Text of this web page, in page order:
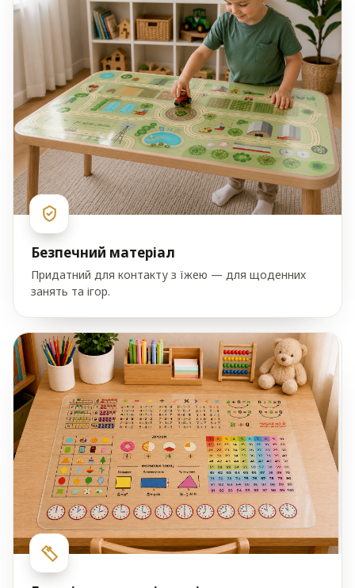
Безпечний матеріал
Придатний для контакту з їжею — для щоденних
занять та ігор.